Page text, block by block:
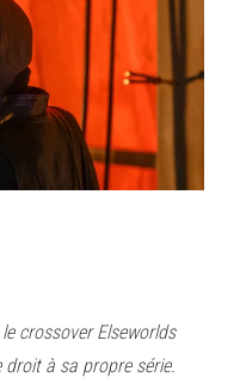
crossover Elseworlds
droit à sa propre série.